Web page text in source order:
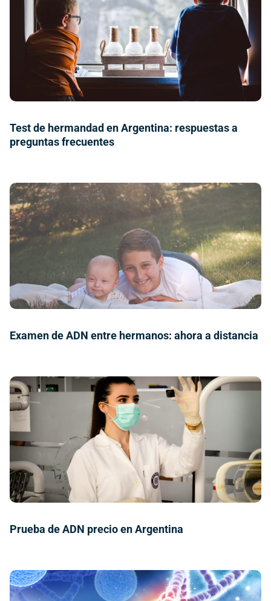
Test de hermandad en Argentina: respuestas a
preguntas frecuentes
Examen de ADN entre hermanos: ahora a distancia
Prueba de ADN precio en Argentina